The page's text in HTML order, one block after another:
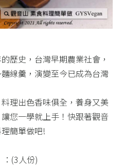
歷史，台灣早期農業社會，
線羹，演變至今已成為台灣
理出色香味俱全，養身又美
您一學就上手！​快跟著觀音
簡單做吧!​
(3人份)​